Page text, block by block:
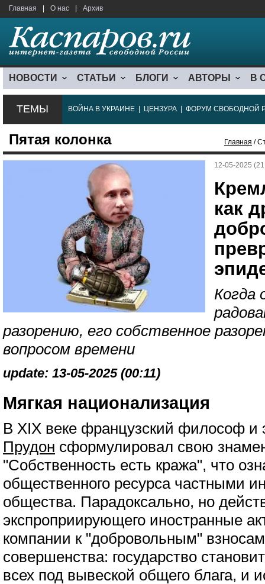
Главная О нас Архив
НОВОСТИ СТАТЬИ БЛОГИ АВТОРЫ В
ТЕМЫ ВОЙНА В УКРАИНЕ ЦЕНЗУРА ФОРУМ СВОБОДНОЙ
Пятая колонка Главная /
12-05-2025
как
Когда
разорению, его собственное
вопросом времени
update: 13-05-2025 (00:11)
Мягкая национализация
В XIX веке французский философ и
Прудон сформулировал свою
"Собственность есть кража", что
общественного ресурса частными
общества. Парадоксально, но
экспроприирующего иностранные
компании к "добровольным"
совершенства: государство
всех под вывеской общего блага, и